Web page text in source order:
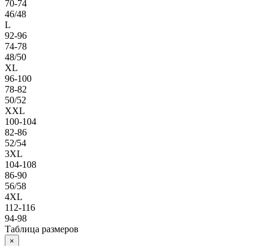
70-74
46/48
L
92-96
74-78
48/50
XL
96-100
78-82
50/52
XXL
100-104
82-86
52/54
3XL
104-108
86-90
56/58
4XL
112-116
94-98
Таблица размеров
×